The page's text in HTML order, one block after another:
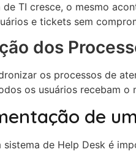
de TI cresce, o mesmo
e tickets sem
dos
os processos de
os usuários recebam
de
de Help Desk é